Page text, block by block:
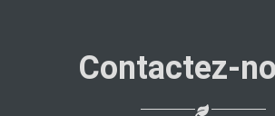
Contactez-